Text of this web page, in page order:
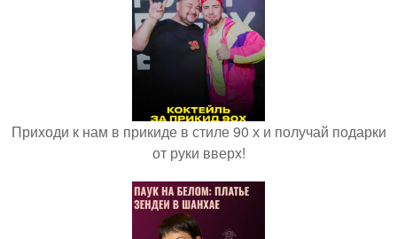
Приходи к нам в прикиде в стиле 90 х и получай подарки
от руки вверх!